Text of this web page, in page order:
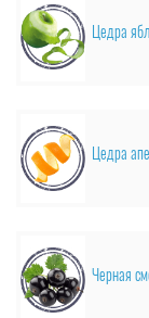
Цедра
Цедра